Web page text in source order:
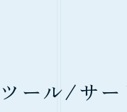
ール/サー